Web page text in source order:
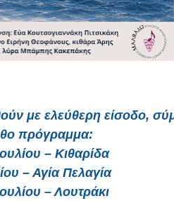
με ελεύθερη είσοδο,
πρόγραμμα:
– Κιθαρίδα
– Αγία Πελαγία
– Λουτράκι